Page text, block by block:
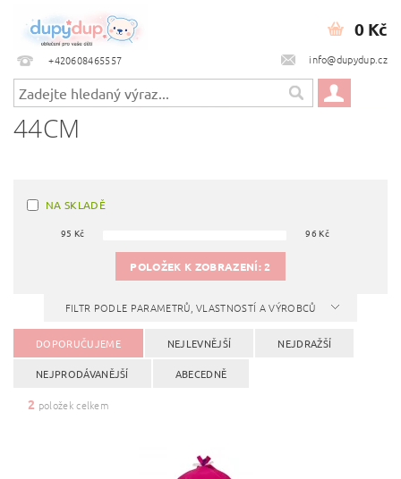
+420608465557 info@dupydup.cz
0 Kč
44CM
NA SKLADĚ
95 Kč 96 Kč
POLOŽEK K ZOBRAZENÍ:2
FILTR PODLE PARAMETRŮ, VLASTNOSTÍ A VÝROBCŮ
DOPORUČUJEME NEJLEVNĚJŠÍ NEJDRAŽŠÍ
NEJPRODÁVANĚJŠÍ ABECEDNĚ
2 položek celkem